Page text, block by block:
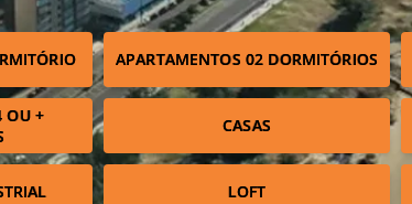
APARTAMENTOS 02 DORMITÓRIOS
OU +
CASAS
LOFT